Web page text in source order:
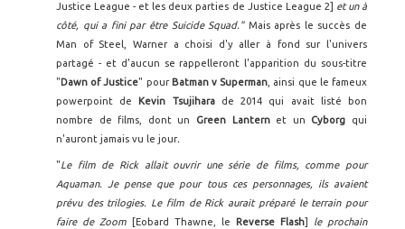
Justice League - et les deux parties de Justice League 2] et un à
côté, qui a fini par être Suicide Squad." Mais après le succès de
Man of Steel, Warner a choisi d'y aller à fond sur l'univers
partagé - et d'aucun se rappelleront l'apparition du sous-titre
" Dawn of Justice" pour Batman v Superman , ainsi que le fameux
powerpoint de
Kevin Tsujiharade 2014 qui avait listé bon
nombre de films, dont un Green Lantern et un Cyborg qui
n'auront jamais vu le jour.
"Le film de Rick allait ouvrir une série de films, comme pour
Aquaman. Je pense que pour tous ces personnages, ils avaient
prévu des trilogies. Le film de Rick aurait préparé le terrain pour
faire de Zoom
[Eobard Thawne, le Reverse Flash
le prochain